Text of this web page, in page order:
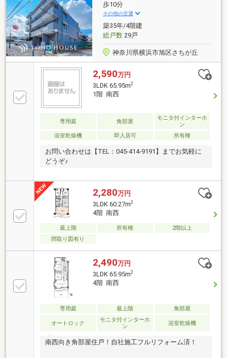
さい。・過ごしやすい充実の設備 床暖房、二重サッ
シ(リビング)、浴室乾燥機、食洗機等
歩10分
その他の交通
築35年/4階建
総戸数29戸
神奈川県横浜市旭区さちが丘
2,590万円
3LDK 65.95m2
1階 南西
専用庭 角部屋
モニタ付インターホ
ン
浴室乾燥機
即入居可 所有権
お問い合わせは【TEL：045‐414-9191】までお気軽に
どうぞ♪
2,280万円
3LDK 60.27m2
4階 南西
最上階 所有権
2階以上
間取り図有り
2,490万円
3LDK 65.95m2
4階 南西
専用庭 最上階 角部屋
オートロック
モニタ付インターホ
ン
浴室乾燥機
南西向き角部屋住戸！自社施工フルリフォーム済！